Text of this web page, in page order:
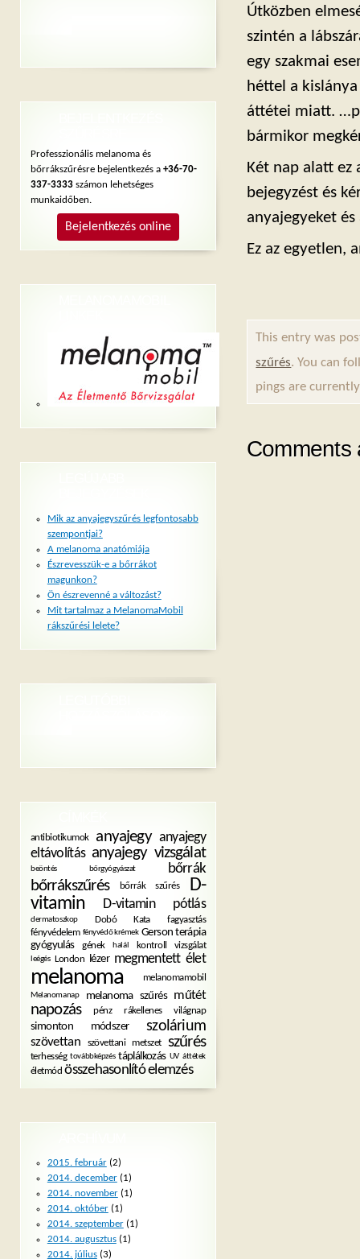
Útközben
szintén a
egy szakmai
héttel a
áttétei miatt.
bármikor
Két nap alatt ez
bejegyzést és
anyajegyeket
Ez az egyetlen,
This entry was
szűrés. You can
pings are
Comments
Professzionális melanoma és
bőrrákszűrésre bejelentkezés a +36-70-
337-3333 számon lehetséges
munkaidőben.
Bejelentkezés online
Mik az anyajegyszűrés legfontosabb
szempontjai?
A melanoma anatómiája
Észrevesszük-e a bőrrákot
magunkon?
Ön észrevenné a változást?
Mit tartalmaz a MelanomaMobil
rákszűrési lelete?
antibiotikumok anyajegy anyajegy
eltávolítás anyajegy vizsgálat
beöntés bőrgyógyászat bőrrák
bőrrákszűrés bőrrák szűrés
D-
vitamin
D-vitamin pótlás
dermatoszkop Dobó Kata
fagyasztás
fényvédelem fényvédő krémek Gerson terápia
gyógyulás
gének halál kontroll vizsgálat
leégés London lézer megmentett élet
melanoma melanomamobil
Melanomanap melanoma szűrés műtét
napozás pénz rákellenes világnap
simonton módszer szolárium
szövettan szövettani metszet szűrés
terhesség továbbképzés táplálkozás UV áttétek
életmód összehasonlító elemzés
2015. február(2)
2014. december(1)
2014. november(1)
2014. október(1)
2014. szeptember(1)
2014. augusztus(1)
2014. július(3)